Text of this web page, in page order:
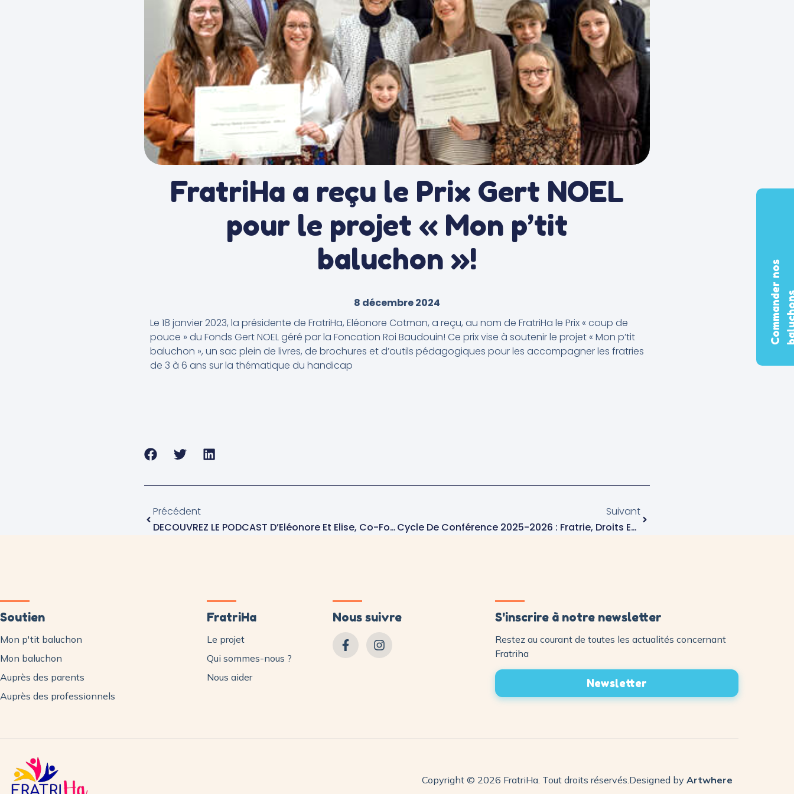
FratriHa a reçu le Prix Gert NOEL
pour le projet « Mon p’tit
baluchon »!
8 décembre 2024
Le 18 janvier 2023, la présidente de FratriHa, Eléonore Cotman, a reçu, au nom de FratriHa le Prix « coup de
pouce » du Fonds Gert NOEL géré par la Foncation Roi Baudouin! Ce prix vise à soutenir le projet « Mon p’tit
baluchon », un sac plein de livres, de brochures et d’outils pédagogiques pour les accompagner les fratries
de 3 à 6 ans sur la thématique du handicap
Précédent
DECOUVREZ LE PODCAST D’Eléonore Et Elise, Co-Fondatrices De FratriHa !
Suivant
Cycle De Conférence 2025-2026 : Fratrie, Droits Et Handicap
Soutien
Mon p'tit baluchon
Mon baluchon
Auprès des parents
Auprès des professionnels
FratriHa
Le projet
Qui sommes-nous ?
Nous aider
Nous suivre S'inscrire à notre newsletter
Restez au courant de toutes les actualités concernant
Fratriha
Newsletter
Copyright © 2026 FratriHa. Tout droits réservés. Designed by Artwhere
C
o
m
m
a
n
d
e
r
n
o
s
b
a
l
u
c
h
o
n